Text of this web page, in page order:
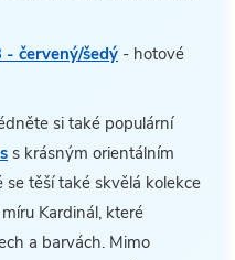
- červený/šedý - hotové
si také populární
s krásným orientálním
těší také skvělá kolekce
Kardinál, které
a barvách. Mimo